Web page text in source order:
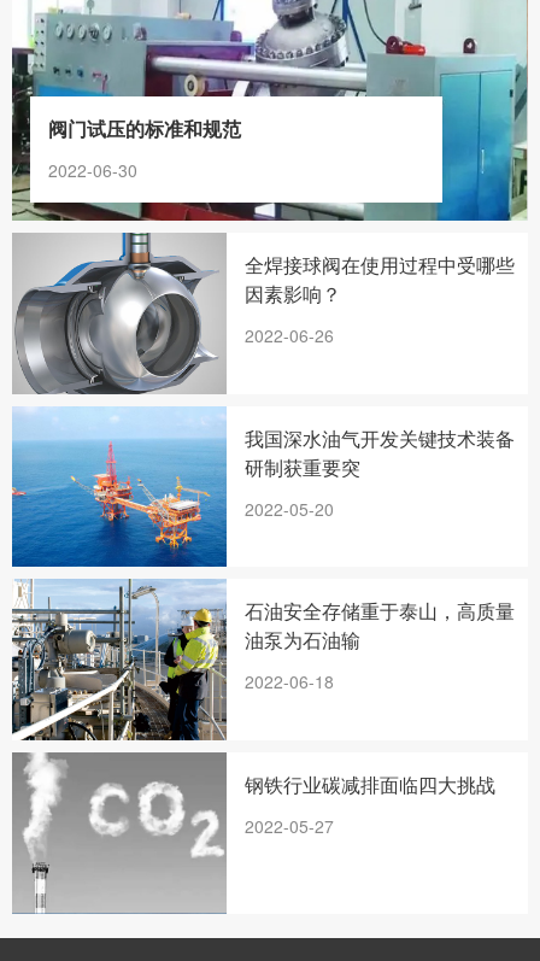
阀门试压的标准和规范
2022-06-30
全焊接球阀在使用过程中受哪些
因素影响？
2022-06-26
我国深水油气开发关键技术装备
研制获重要突
2022-05-20
石油安全存储重于泰山，高质量
油泵为石油输
2022-06-18
钢铁行业碳减排面临四大挑战
2022-05-27